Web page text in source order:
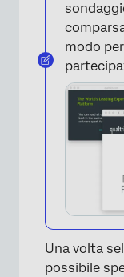
modo
Una volta
possibile